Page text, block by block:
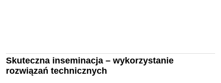
Skuteczna inseminacja – wykorzystanie
rozwiązań technicznych